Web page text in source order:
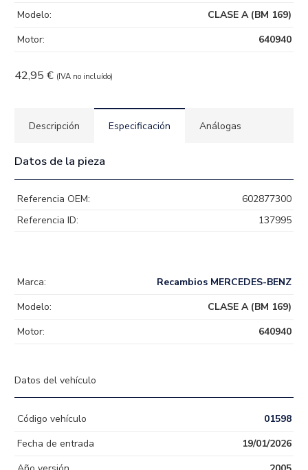
42,95 € (IVA no incluído)
Modelo:
CLASE A (BM 169)
Motor:
640940
Descripción Especificación Análogas
Datos de la pieza
Referencia OEM:
602877300
Referencia ID:
137995
Marca:
Recambios MERCEDES-BENZ
Modelo:
CLASE A (BM 169)
Motor:
640940
Datos del vehículo
Código vehículo
01598
Fecha de entrada
19/01/2026